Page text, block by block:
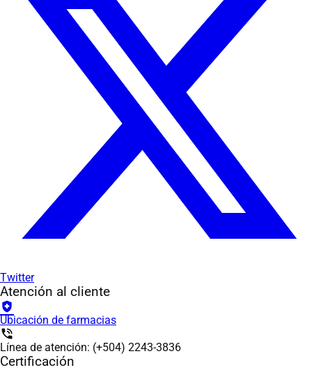
Twitter
Atención al cliente
health_and_safety
Ubicación de farmacias
phone_in_talk
Línea de atención: (+504) 2243-3836
Certificación